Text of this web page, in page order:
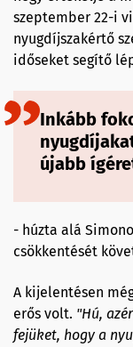
szeptember 22-i
nyugdíjszakértő
időseket segítő
Inkább
újabb
- húzta alá
csökkentését
A kijelentésen
erős volt. "Hú,
fejüket, hogy a